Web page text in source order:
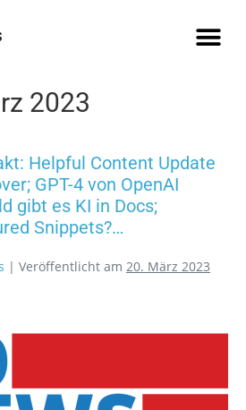
2023
Helpful Content Update
GPT-4 von OpenAI
gibt es KI in Docs;
Snippets?…
| Veröffentlicht am 20. März 2023